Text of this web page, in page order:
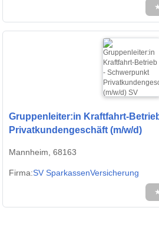
Gruppenleiter:in Kraftfahrt-
Privatkundengeschäft (m/w/d)
Mannheim, 68163
Firma:SV SparkassenVersicherung